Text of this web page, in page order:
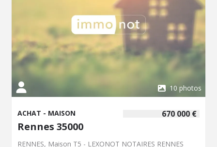
10 photos
670 000 €
ACHAT - MAISON
Rennes 35000
RENNES, Maison T5 - LEXONOT NOTAIRES RENNES